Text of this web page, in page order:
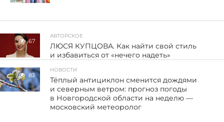
67
АВТОРСКОЕ
ЛЮСЯ КУПЦОВА. Как найти свой стиль
и избавиться от «нечего надеть»
83
НОВОСТИ
Тёплый антициклон сменится дождями
и северным ветром: прогноз погоды
в Новгородской области на неделю —
московский метеоролог